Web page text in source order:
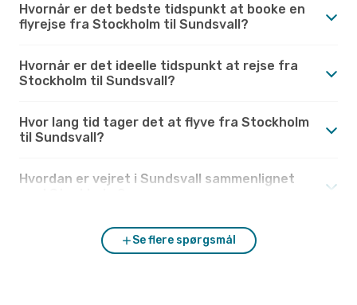
Hvornår er det bedste tidspunkt at booke en
flyrejse fra Stockholm til Sundsvall?
Hvornår er det ideelle tidspunkt at rejse fra
Stockholm til Sundsvall?
Hvor lang tid tager det at flyve fra Stockholm
til Sundsvall?
Hvordan er vejret i Sundsvall sammenlignet
Se flere spørgsmål